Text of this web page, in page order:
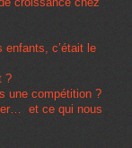
enfants, c’était le
?
une compétition ?
et ce qui nous